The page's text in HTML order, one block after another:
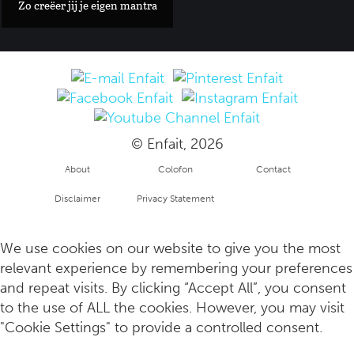
Zo creëer jij je eigen mantra
© Enfait, 2026
About Colofon Contact
Disclaimer Privacy Statement
info
We use cookies on our website to give you the most
relevant experience by remembering your preferences
and repeat visits. By clicking “Accept All”, you consent
to the use of ALL the cookies. However, you may visit
"Cookie Settings" to provide a controlled consent.